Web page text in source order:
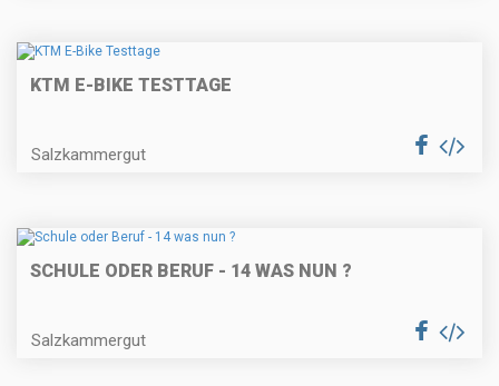
KTM E-BIKE TESTTAGE
Salzkammergut
SCHULE ODER BERUF - 14 WAS NUN ?
Salzkammergut